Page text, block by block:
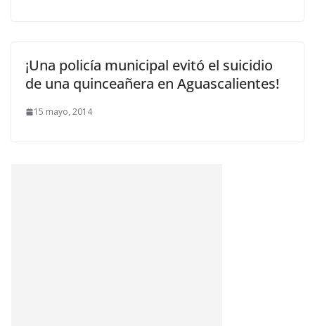
¡Una policía municipal evitó el suicidio
de una quinceañera en Aguascalientes!
15 mayo, 2014